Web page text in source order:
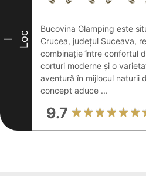
I Loc
Bucovina Glamping este
Crucea, județul Suceava,
combinație între confortul
corturi moderne și o
aventură în mijlocul naturii
concept aduce ...
9.7